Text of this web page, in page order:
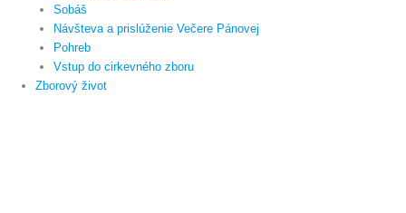
Sobáš
Návšteva a prislúženie Večere Pánovej
Pohreb
Vstup do cirkevného zboru
Zborový život